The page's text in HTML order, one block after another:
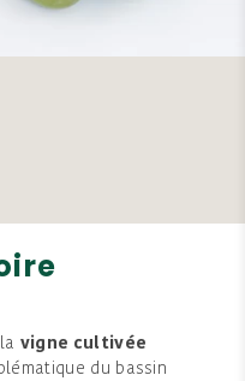
vigne cultivée
du bassin